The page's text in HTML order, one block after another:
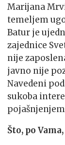
Marijana
temeljem
Batur je
zajednice
nije
javno nije
Navedeni
sukoba
Što, po